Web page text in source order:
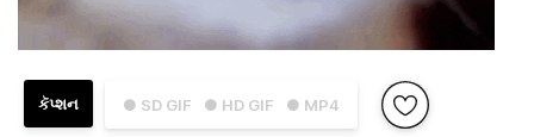
● SD GIF ● HD GIF ● MP4
કૅપ્શન